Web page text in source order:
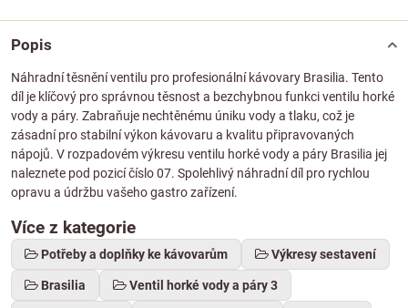
Popis
Náhradní těsnění ventilu pro profesionální kávovary Brasilia. Tento
díl je klíčový pro správnou těsnost a bezchybnou funkci ventilu horké
vody a páry. Zabraňuje nechtěnému úniku vody a tlaku, což je
zásadní pro stabilní výkon kávovaru a kvalitu připravovaných
nápojů. V rozpadovém výkresu ventilu horké vody a páry Brasilia jej
naleznete pod pozicí číslo 07. Spolehlivý náhradní díl pro rychlou
opravu a údržbu vašeho gastro zařízení.
Více z kategorie
Potřeby a doplňky ke kávovarům Výkresy sestavení
Brasilia Ventil horké vody a páry 3